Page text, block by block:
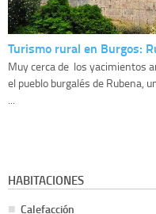
Turismo rural en Burgos:
Muy cerca de los yacimientos
el pueblo burgalés de Rubena,
...
HABITACIONES
Calefacción